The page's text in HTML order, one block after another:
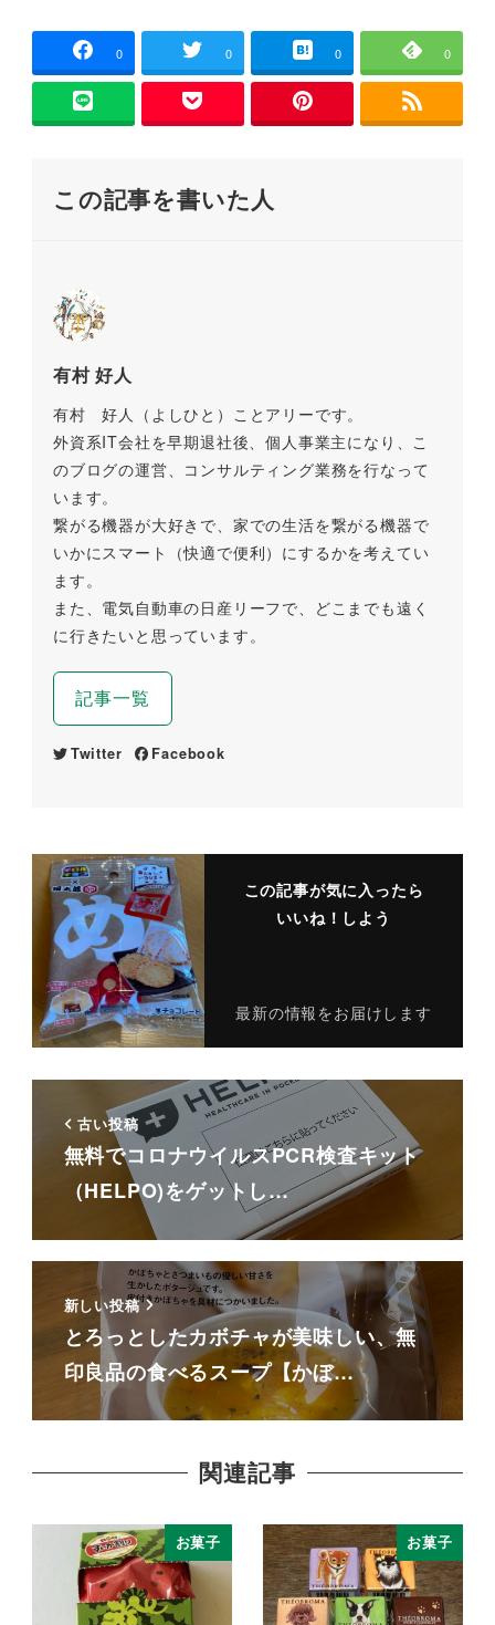
き
ま
す
c
e
b
o
k
tt
er
ai
l
e e
n
p
y
Li
n
0 0 0 0
この記事を書いた人
有村 好人
有村 好人（よしひと）ことアリーです。
外資系IT会社を早期退社後、個人事業主になり、こ
のブログの運営、コンサルティング業務を行なって
います。
繋がる機器が大好きで、家での生活を繋がる機器で
いかにスマート（快適で便利）にするかを考えてい
ます。
また、電気自動車の日産リーフで、どこまでも遠く
に行きたいと思っています。
記事一覧
Twitter Facebook
この記事が気に入ったら
いいね！しよう
最新の情報をお届けします
古い投稿
無料でコロナウイルスPCR検査キット
（HELPO)をゲットし…
新しい投稿
とろっとしたカボチャが美味しい、無
印良品の食べるスープ【かぼ…
関連記事
お菓子 お菓子